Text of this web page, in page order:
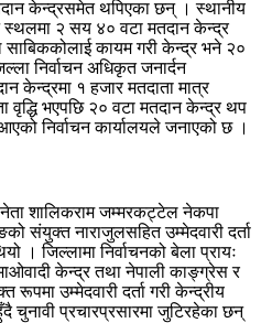
केन्द्रसमेत थपिएका छन् । स्थानीय
स्थलमा २ सय ४० वटा मतदान केन्द्र
साबिककोलाई कायम गरी केन्द्र भने २०
निर्वाचन अधिकृत जनार्दन
केन्द्रमा १ हजार मतदाता मात्र
वृद्धि भएपछि २० वटा मतदान केन्द्र थप
निर्वाचन कार्यालयले जनाएको छ ।
नेता शालिकराम जम्मरकट्टेल नेकपा
संयुक्त नाराजुलसहित उम्मेदवारी दर्ता
। जिल्लामा निर्वाचनको बेला प्रायः
केन्द्र तथा नेपाली काङ्ग्रेस र
उम्मेदवारी दर्ता गरी केन्द्रीय
चुनावी प्रचारप्रसारमा जुटिरहेका छन्